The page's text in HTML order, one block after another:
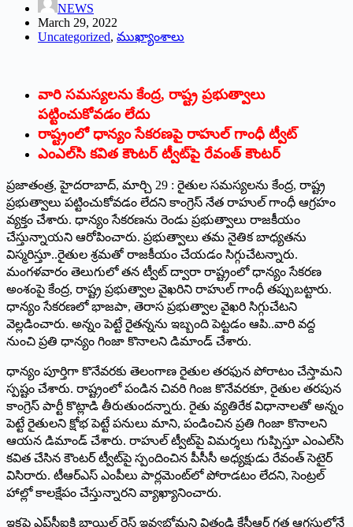
NEWS
March 29, 2022
Uncategorized, ముఖ్యాంశాలు
వారి సమస్యలను కేంద్ర, రాష్ట్ర ప్రభుత్వాలు
పట్టించుకోవడం లేదు
రాష్ట్రంలో ధాన్యం సేకరణపై రాహుల్‌ ‌గాంధీ ట్వీట్‌
ఎంఎల్‌సి కవిత కౌంటర్‌ ‌ట్వీట్‌పై రేవంత్‌ ‌కౌంటర్‌
‌ప్రజాతంత్ర, హైదరాబాద్‌, ‌మార్చి 29 : రైతుల సమస్యలను కేంద్ర, రాష్ట్ర
ప్రభుత్వాలు పట్టించుకోవడం లేదని కాంగ్రెస్‌ ‌నేత రాహుల్‌ ‌గాంధీ ఆగ్రహం
వ్యక్తం చేశారు. ధాన్యం సేకరణను రెండు ప్రభుత్వాలు రాజకీయం
చేస్తున్నాయని ఆరోపించారు. ప్రభుత్వాలు తమ నైతిక బాధ్యతను
విస్మరిస్తూ..రైతుల శ్రమతో రాజకీయం చేయడం సిగ్గుచేటన్నారు.
మంగళవారం తెలుగులో తన ట్వీట్‌ ‌ద్వారా రాష్ట్రంలో ధాన్యం సేకరణ
అంశంపై కేంద్ర, రాష్ట్ర ప్రభుత్వాల వైఖరిని రాహుల్‌ ‌గాంధీ తప్పుబట్టారు.
ధాన్యం సేకరణలో భాజపా, తెరాస ప్రభుత్వాల వైఖరి సిగ్గుచేటని
వెల్లడించారు. అన్నం పెట్టే రైతన్నను ఇబ్బంది పెట్టడం ఆపి..వారి వద్ద
నుంచి ప్రతి ధాన్యం గింజా కొనాలని డిమాండ్‌ ‌చేశారు.
ధాన్యం పూర్తిగా కొనేవరకు తెలంగాణ రైతుల తరఫున పోరాటం చేస్తామని
స్పష్టం చేశారు. రాష్ట్రంలో పండిన చివరి గింజ కొనేవరకూ, రైతుల తరపున
కాంగ్రెస్‌ ‌పార్టీ కొట్లాడి తీరుతుందన్నారు. రైతు వ్యతిరేక విధానాలతో అన్నం
పెట్టే రైతులని క్షోభ పెట్టే పనులు మాని, పండించిన ప్రతి గింజా కొనాలని
ఆయన డిమాండ్‌ ‌చేశారు. రాహుల్‌ ‌ట్వీట్‌పై విమర్శలు గుప్పిస్తూ ఎంఎల్‌సి
కవిత చేసిన కౌంటర్‌ ‌ట్వీట్‌పై స్పందించిన పీసీసీ అధ్యక్షుడు రేవంత్‌ ‌సెటైర్‌
‌విసిరారు. టీఆర్‌ఎస్‌ ఎం‌పీలు పార్లమెంట్‌లో పోరాడటం లేదని, సెంట్రల్‌
‌హాల్లో కాలక్షేపం చేస్తున్నారని వ్యాఖ్యానించారు.
ఇకపై ఎఫ్‌సీఐకి బాయిల్డ్ ‌రైస్‌ ఇవ్వబోమని వితండ్రి కేసీఆర్‌ ‌గత ఆగస్టులోనే